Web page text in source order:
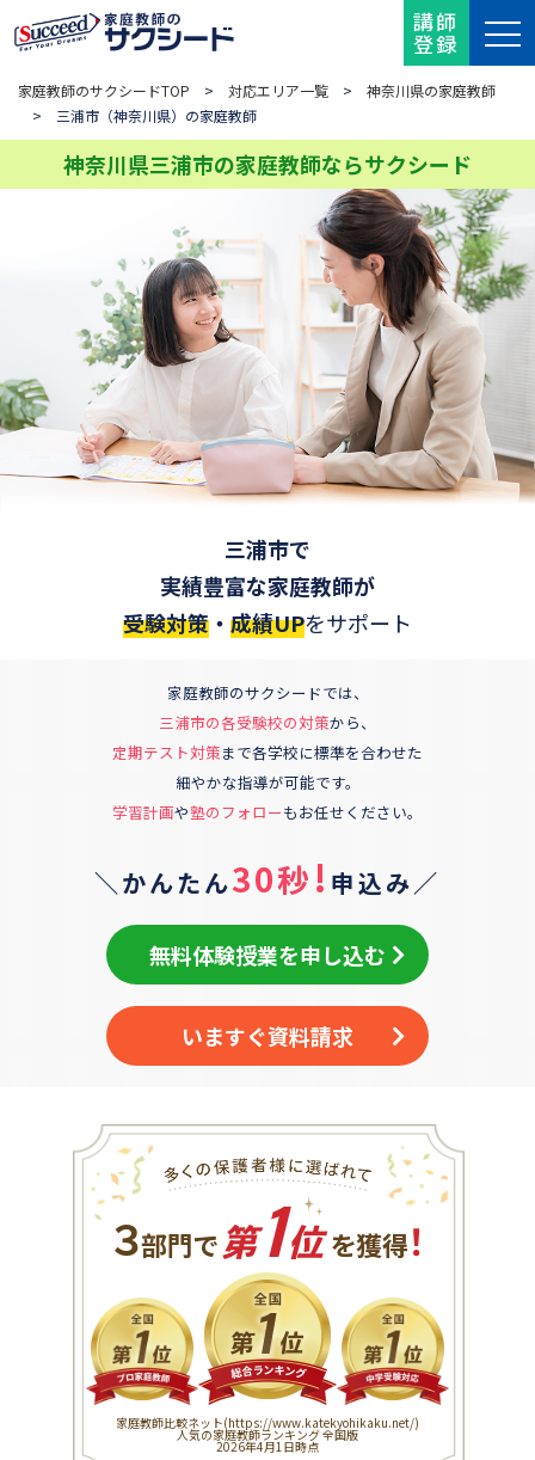
講師
登録
家庭教師のサクシードTOP > 対応エリア一覧 > 神奈川県の家庭教師
> 三浦市（神奈川県）の家庭教師
神奈川県三浦市の家庭教師ならサクシード
三浦市で
実績豊富な家庭教師が
受験対策 ・ 成績UPをサポート
家庭教師のサクシードでは、
三浦市の各受験校の対策から、
定期テスト対策まで各学校に標準を合わせた
細やかな指導が可能です。
学習計画や塾のフォローもお任せください。
＼かんたん30秒! 申込み／
無料体験授業を申し込む
いますぐ資料請求
３部門で 第1位を獲得！
家庭教師比較ネット(https://www.katekyohikaku.net/)
人気の家庭教師ランキング 全国版
2026年4月1日時点